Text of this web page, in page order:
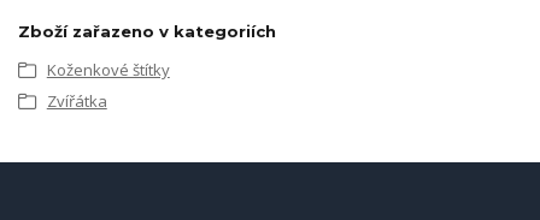
Zboží zařazeno v kategoriích
Koženkové štítky
Zvířátka